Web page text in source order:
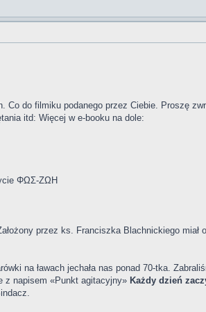
do filmiku podanego przez Ciebie. Proszę
itd: Więcej w e-booku na dole:
ΦΩΣ-ΖΩΗ
przez ks. Franciszka Blachnickiego miał
na ławach jechała nas ponad 70-tka.
z napisem «Punkt agitacyjny» Każdy dzień